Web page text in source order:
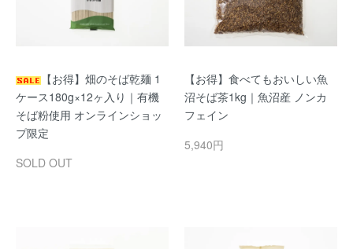
【お得】畑のそば乾麺 1
ケース180g×12ヶ入り｜有機
そば粉使用 オンラインショッ
プ限定
SOLD OUT
【お得】食べてもおいしい魚
沼そば茶1kg｜魚沼産 ノンカ
フェイン
5,940円